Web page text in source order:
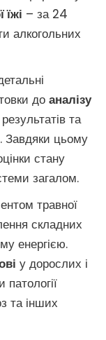
– за 24
алкогольних
до аналізу
та
Завдяки цьому
стану
загалом.
травної
складних
енергією.
у дорослих і
та інших